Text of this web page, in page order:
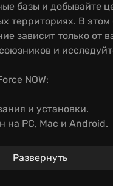
базы и добывайте
территориях. В
зависит только от
и
NOW:
и установки.
на PC, Mac и Android.
Развернуть